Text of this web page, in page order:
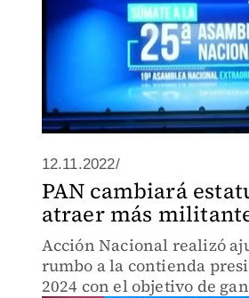
12.11.2022/
PAN cambiará
atraer más
Acción Nacional realizó
rumbo a la contienda
2024 con el objetivo de